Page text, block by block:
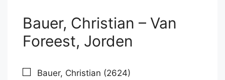
Bauer, Christian – Van
Foreest, Jorden
Bauer, Christian (2624)